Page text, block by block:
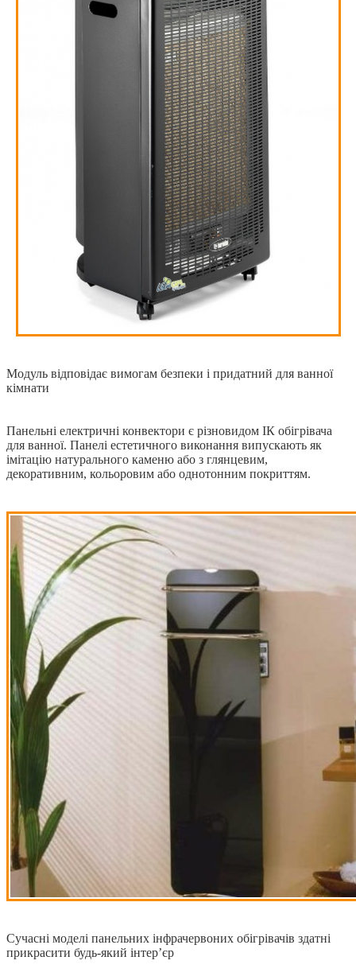
Модуль відповідає вимогам безпеки і придатний для ванної
кімнати
Панельні електричні конвектори є різновидом ІК обігрівача
для ванної. Панелі естетичного виконання випускають як
імітацію натурального каменю або з глянцевим,
декоративним, кольоровим або однотонним покриттям.
Сучасні моделі панельних інфрачервоних обігрівачів здатні
прикрасити будь-який інтер’єр